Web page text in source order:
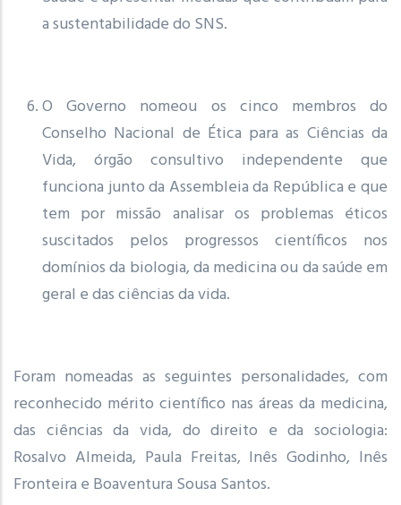
a sustentabilidade do SNS.
O Governo nomeou os cinco membros do
Conselho Nacional de Ética para as Ciências da
Vida, órgão consultivo independente que
funciona junto da Assembleia da República e que
tem por missão analisar os problemas éticos
suscitados pelos progressos científicos nos
domínios da biologia, da medicina ou da saúde em
geral e das ciências da vida.
Foram nomeadas as seguintes personalidades, com
reconhecido mérito científico nas áreas da medicina,
das ciências da vida, do direito e da sociologia:
Rosalvo Almeida, Paula Freitas, Inês Godinho, Inês
Fronteira e Boaventura Sousa Santos.